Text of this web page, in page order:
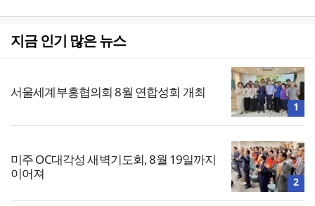
지금 인기 많은 뉴스
서울세계부흥협의회 8월 연합성회 개최
1
미주 OC대각성 새벽기도회, 8월 19일까지
이어져
2